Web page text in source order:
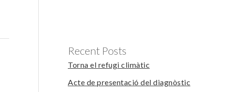
Recent Posts
Torna el refugi climàtic
Acte de presentació del diagnòstic